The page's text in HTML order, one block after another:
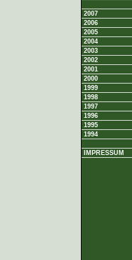
2007
2006
2005
2004
2003
2002
2001
2000
1999
1998
1997
1996
1995
1994
IMPRESSUM